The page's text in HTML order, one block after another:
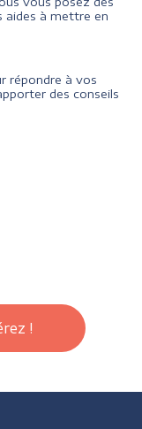
aides à mettre en
répondre à vos
des conseils
!